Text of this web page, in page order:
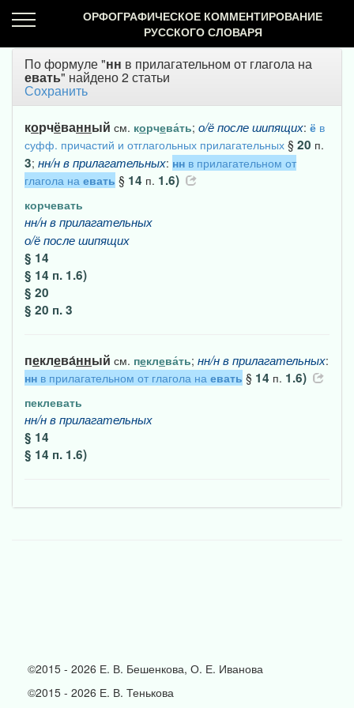
ОРФОГРАФИЧЕСКОЕ КОММЕНТИРОВАНИЕ
РУССКОГО СЛОВАРЯ
По формуле "нн в прилагательном от глагола на
евать" найдено 2 статьи
Сохранить
корчёванный см. корчева́ть; о/ёпослешипящих: ё в
суфф. причастий и отглагольных прилагательных § 20 п.
3; нн/нвприлагательных: нн в прилагательном от
глагола на евать § 14 п. 1.6)
корчевать
нн/нвприлагательных
о/ёпослешипящих
§ 14
§ 14 п. 1.6)
§ 20
§ 20 п. 3
пеклева́нный см. пеклева́ть; нн/нвприлагательных:
нн в прилагательном от глагола на евать § 14 п. 1.6)
пеклевать
нн/нвприлагательных
§ 14
§ 14 п. 1.6)
©2015 - 2026 Е. В. Бешенкова, О. Е. Иванова
©2015 - 2026 Е. В. Тенькова